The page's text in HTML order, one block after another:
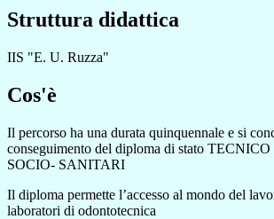
Struttura didattica
IIS "E. U. Ruzza"
Cos'è
Il percorso ha una durata quinquennale e si
conseguimento del diploma di stato TECNICO
SOCIO- SANITARI
Il diploma permette l’accesso al mondo del
laboratori di odontotecnica